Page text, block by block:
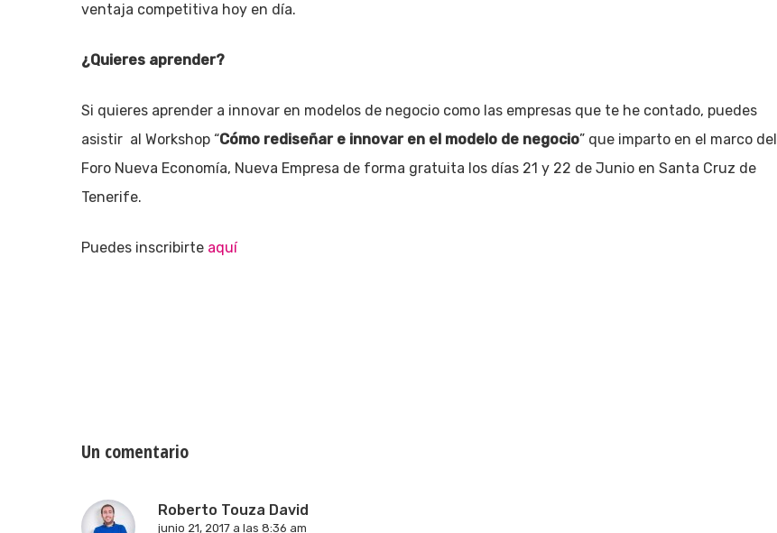
ventaja competitiva hoy en día.
¿Quieres aprender?
Si quieres aprender a innovar en modelos de negocio como las empresas que te he contado, puedes
asistir al Workshop “Cómo rediseñar e innovar en el modelo de negocio” que imparto en el marco del
Foro Nueva Economía, Nueva Empresa de forma gratuita los días 21 y 22 de Junio en Santa Cruz de
Tenerife.
Puedes inscribirte aquí
Un comentario
Roberto Touza David
junio 21, 2017 a las 8:36 am